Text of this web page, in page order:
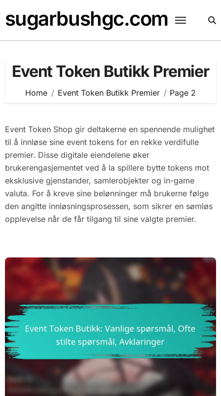
to
content
sugarbushgc.com
Event Token Butikk Premier
Home Event Token Butikk Premier Page 2
Event Token Shop gir deltakerne en spennende mulighet
til å innløse sine event tokens for en rekke verdifulle
premier. Disse digitale eiendelene øker
brukerengasjementet ved å la spillere bytte tokens mot
eksklusive gjenstander, samlerobjekter og in-game
valuta. For å kreve sine belønninger må brukerne følge
den angitte innløsningsprosessen, som sikrer en sømløs
opplevelse når de får tilgang til sine valgte premier.